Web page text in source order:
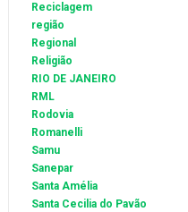
Reciclagem
região
Regional
Religião
RIO DE JANEIRO
RML
Rodovia
Romanelli
Samu
Sanepar
Santa Amélia
Santa Cecilia do Pavão